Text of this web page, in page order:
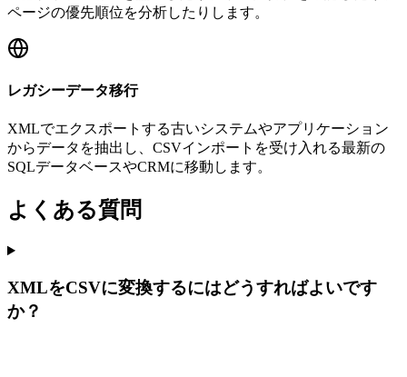
ページの優先順位を分析したりします。
レガシーデータ移行
XMLでエクスポートする古いシステムやアプリケーション
からデータを抽出し、CSVインポートを受け入れる最新の
SQLデータベースやCRMに移動します。
よくある質問
XMLをCSVに変換するにはどうすればよいです
か？